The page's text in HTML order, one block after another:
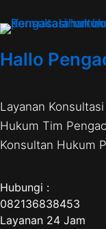
Hallo
Layanan
Hukum Tim
Konsultan Hukum
Hubungi :
082136838453
Layanan 24 Jam